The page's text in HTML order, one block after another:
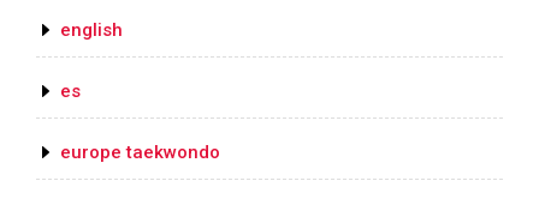
english
es
europe taekwondo